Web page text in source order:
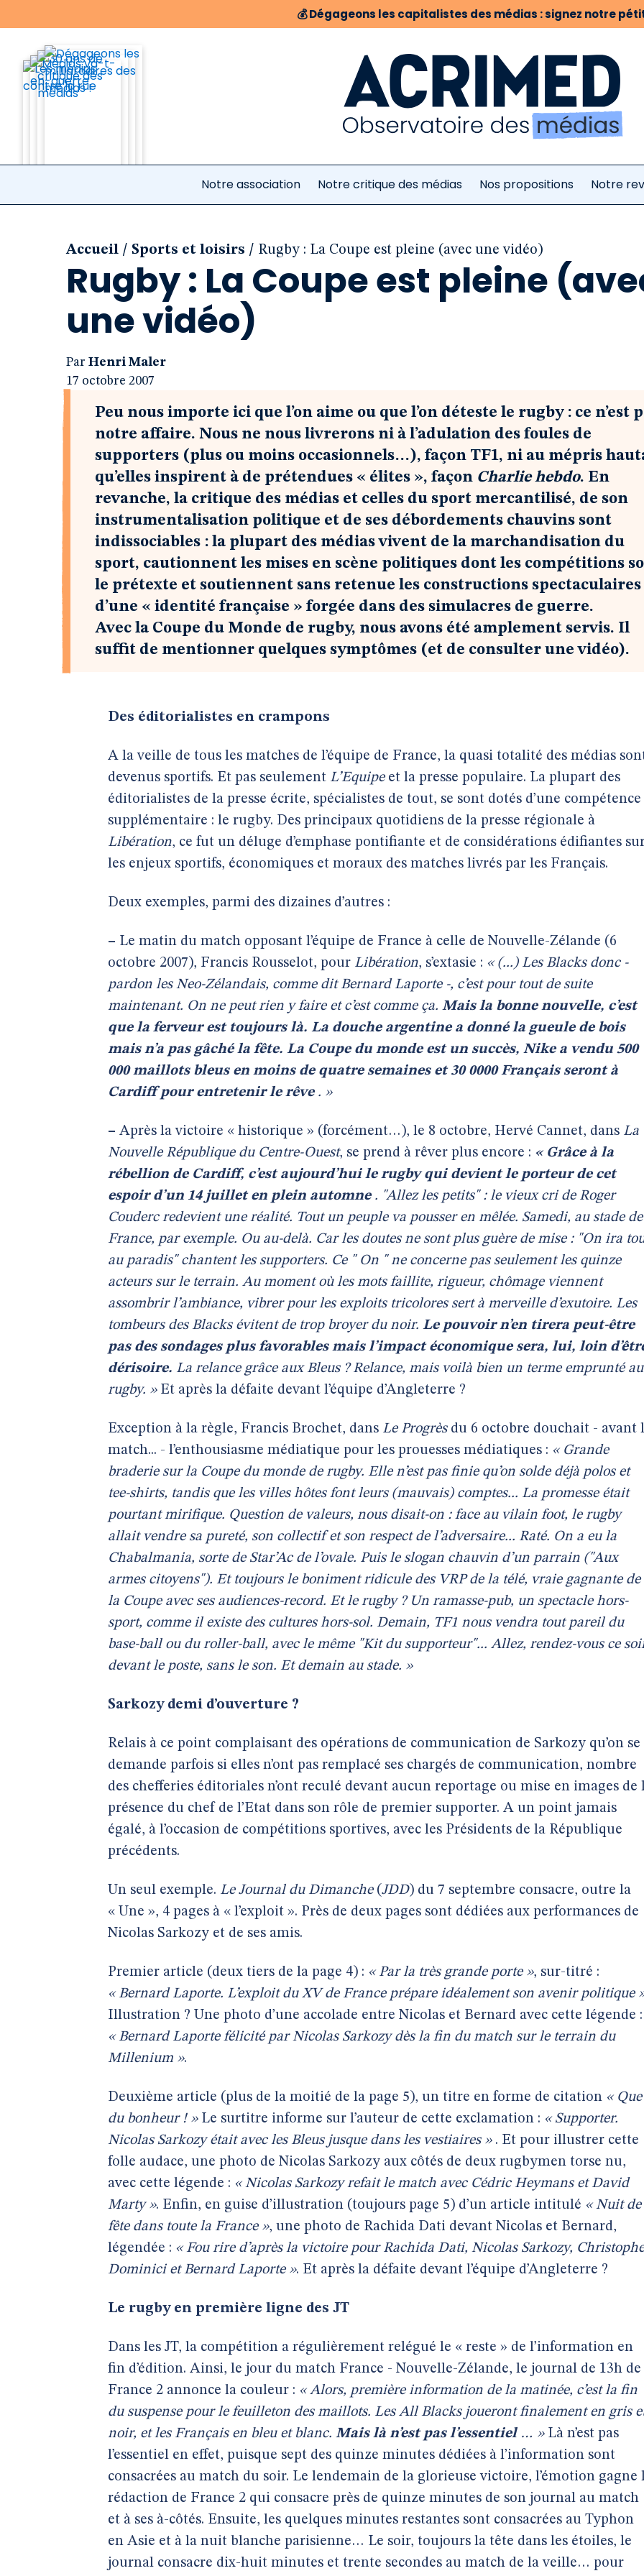
💰Dégageons les capitalistes des médias : signez notre
Notre association Notre critique des médias Nos propositions Notre
Accueil / Sports et loisirs / Rugby : La Coupe est pleine (avec une vidéo)
Rugby : La Coupe est pleine
une vidéo)
Par Henri Maler
17 octobre 2007
Peu nous importe ici que l’on aime ou que l’on déteste le rugby : ce n’est
notre affaire. Nous ne nous livrerons ni à l’adulation des foules de
supporters (plus ou moins occasionnels…), façon TF1, ni au mépris
qu’elles inspirent à de prétendues « élites », façon Charlie hebdo. En
revanche, la critique des médias et celles du sport mercantilisé, de son
instrumentalisation politique et de ses débordements chauvins sont
indissociables : la plupart des médias vivent de la marchandisation du
sport, cautionnent les mises en scène politiques dont les compétitions
le prétexte et soutiennent sans retenue les constructions spectaculaires
d’une « identité française » forgée dans des simulacres de guerre.
Avec la Coupe du Monde de rugby, nous avons été amplement servis. Il
suffit de mentionner quelques symptômes (et de consulter une vidéo).
Des éditorialistes en crampons
A la veille de tous les matches de l’équipe de France, la quasi totalité des médias
devenus sportifs. Et pas seulement L’Equipe et la presse populaire. La plupart des
éditorialistes de la presse écrite, spécialistes de tout, se sont dotés d’une compétence
supplémentaire : le rugby. Des principaux quotidiens de la presse régionale à
Libération, ce fut un déluge d’emphase pontifiante et de considérations édifiantes
les enjeux sportifs, économiques et moraux des matches livrés par les Français.
Deux exemples, parmi des dizaines d’autres :
– Le matin du match opposant l’équipe de France à celle de Nouvelle-Zélande (6
octobre 2007), Francis Rousselot, pour Libération, s’extasie : « (...) Les Blacks donc -
pardon les Neo-Zélandais, comme dit Bernard Laporte -, c’est pour tout de suite
maintenant. On ne peut rien y faire et c’est comme ça. Mais la bonne nouvelle, c’est
que la ferveur est toujours là. La douche argentine a donné la gueule de bois
mais n’a pas gâché la fête. La Coupe du monde est un succès, Nike a vendu 500
000 maillots bleus en moins de quatre semaines et 30 0000 Français seront à
Cardiff pour entretenir le rêve . »
– Après la victoire « historique » (forcément…), le 8 octobre, Hervé Cannet, dans La
Nouvelle République du Centre-Ouest, se prend à rêver plus encore : « Grâce à la
rébellion de Cardiff, c’est aujourd’hui le rugby qui devient le porteur de cet
espoir d’un 14 juillet en plein automne . "Allez les petits" : le vieux cri de Roger
Couderc redevient une réalité. Tout un peuple va pousser en mêlée. Samedi, au stade de
France, par exemple. Ou au-delà. Car les doutes ne sont plus guère de mise : "On ira
au paradis" chantent les supporters. Ce " On " ne concerne pas seulement les quinze
acteurs sur le terrain. Au moment où les mots faillite, rigueur, chômage viennent
assombrir l’ambiance, vibrer pour les exploits tricolores sert à merveille d’exutoire. Les
tombeurs des Blacks évitent de trop broyer du noir. Le pouvoir n’en tirera peut-être
pas des sondages plus favorables mais l’impact économique sera, lui, loin
dérisoire. La relance grâce aux Bleus ? Relance, mais voilà bien un terme emprunté au
rugby. »Et après la défaite devant l’équipe d’Angleterre ?
Exception à la règle, Francis Brochet, dans Le Progrèsdu 6 octobre douchait - avant
match... - l’enthousiasme médiatique pour les prouesses médiatiques : « Grande
braderie sur la Coupe du monde de rugby. Elle n’est pas finie qu’on solde déjà polos et
tee-shirts, tandis que les villes hôtes font leurs (mauvais) comptes... La promesse était
pourtant mirifique. Question de valeurs, nous disait-on : face au vilain foot, le rugby
allait vendre sa pureté, son collectif et son respect de l’adversaire... Raté. On a eu la
Chabalmania, sorte de Star’Ac de l’ovale. Puis le slogan chauvin d’un parrain ("Aux
armes citoyens"). Et toujours le boniment ridicule des VRP de la télé, vraie gagnante de
la Coupe avec ses audiences-record. Et le rugby ? Un ramasse-pub, un spectacle hors-
sport, comme il existe des cultures hors-sol. Demain, TF1 nous vendra tout pareil du
base-ball ou du roller-ball, avec le même "Kit du supporteur"... Allez, rendez-vous ce
devant le poste, sans le son. Et demain au stade. »
Sarkozy demi d’ouverture ?
Relais à ce point complaisant des opérations de communication de Sarkozy qu’on se
demande parfois si elles n’ont pas remplacé ses chargés de communication, nombre
des chefferies éditoriales n’ont reculé devant aucun reportage ou mise en images de
présence du chef de l’Etat dans son rôle de premier supporter. A un point jamais
égalé, à l’occasion de compétitions sportives, avec les Présidents de la République
précédents.
Un seul exemple. Le Journal du Dimanche(JDD) du 7 septembre consacre, outre la
« Une », 4 pages à « l’exploit ». Près de deux pages sont dédiées aux performances de
Nicolas Sarkozy et de ses amis.
Premier article (deux tiers de la page 4) : « Par la très grande porte », sur-titré :
« Bernard Laporte. L’exploit du XV de France prépare idéalement son avenir politique
Illustration ? Une photo d’une accolade entre Nicolas et Bernard avec cette légende :
« Bernard Laporte félicité par Nicolas Sarkozy dès la fin du match sur le terrain du
Millenium ».
Deuxième article (plus de la moitié de la page 5), un titre en forme de citation « Que
du bonheur ! » Le surtitre informe sur l’auteur de cette exclamation : « Supporter.
Nicolas Sarkozy était avec les Bleus jusque dans les vestiaires » . Et pour illustrer cette
folle audace, une photo de Nicolas Sarkozy aux côtés de deux rugbymen torse nu,
avec cette légende : « Nicolas Sarkozy refait le match avec Cédric Heymans et David
Marty ». Enfin, en guise d’illustration (toujours page 5) d’un article intitulé « Nuit de
fête dans toute la France », une photo de Rachida Dati devant Nicolas et Bernard,
légendée : « Fou rire d’après la victoire pour Rachida Dati, Nicolas Sarkozy, Christophe
Dominici et Bernard Laporte ». Et après la défaite devant l’équipe d’Angleterre ?
Le rugby en première ligne des JT
Dans les JT, la compétition a régulièrement relégué le « reste » de l’information en
fin d’édition. Ainsi, le jour du match France - Nouvelle-Zélande, le journal de 13h de
France 2 annonce la couleur : « Alors, première information de la matinée, c’est la fin
du suspense pour le feuilleton des maillots. Les All Blacks joueront finalement en gris
noir, et les Français en bleu et blanc. Mais là n’est pas l’essentiel … »Là n’est pas
l’essentiel en effet, puisque sept des quinze minutes dédiées à l’information sont
consacrées au match du soir. Le lendemain de la glorieuse victoire, l’émotion gagne
rédaction de France 2 qui consacre près de quinze minutes de son journal au match
et à ses à-côtés. Ensuite, les quelques minutes restantes sont consacrées au Typhon
en Asie et à la nuit blanche parisienne… Le soir, toujours la tête dans les étoiles, le
journal consacre dix-huit minutes et trente secondes au match de la veille… pour